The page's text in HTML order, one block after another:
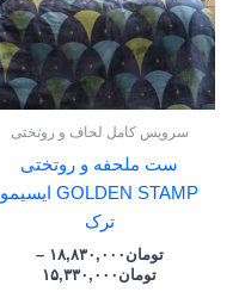
سرویس کامل لحاف و روتختی
ست ملحفه و روتختی
GOLDEN STAMP ایسیمو
ترک
تومان ۱۸,۸۳۰,۰۰۰ –
تومان ۱۵,۳۳۰,۰۰۰